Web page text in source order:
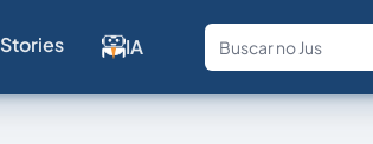
Stories IA
Fale